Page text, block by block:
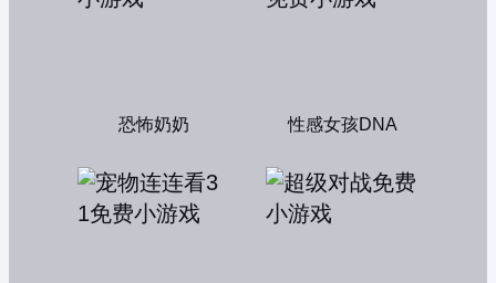
恐怖奶奶 性感女孩DNA